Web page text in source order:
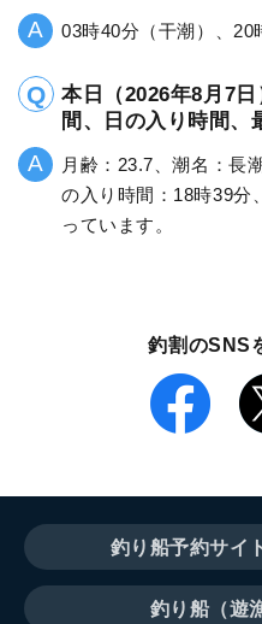
03時40分（干潮）、20
本日（2026年8月7
間、日の入り時間、
月齢：23.7、潮名：長
の入り時間：18時39分
っています。
釣割のSNS
釣り船予約サイ
釣り船（遊